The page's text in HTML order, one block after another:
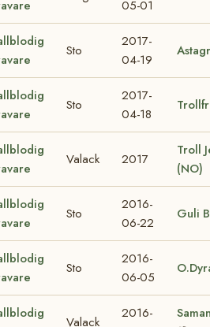
05-01
Sto
2017-
04-19
Sto
2017-
04-18
Valack 2017
Troll
(NO)
Sto
2016-
06-22
Guli
Sto
2016-
06-05
Valack
2016-